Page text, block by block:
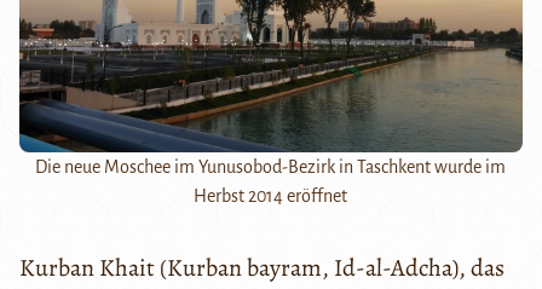
Die neue Moschee im Yunusobod-Bezirk in Taschkent wurde im
Herbst 2014 eröffnet
Kurban Khait (Kurban bayram, Id-al-Adcha), das